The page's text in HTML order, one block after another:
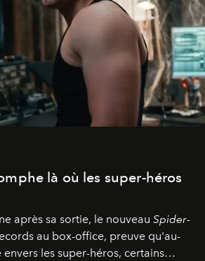
là où les super-héros
après sa sortie, le nouveau Spider-
au box-office, preuve qu'au-
les super-héros, certains